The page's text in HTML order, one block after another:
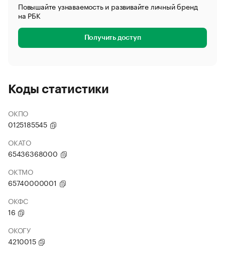
Повышайте узнаваемость и развивайте личный бренд
на РБК
Получить доступ
Коды статистики
ОКПО
0125185545
ОКАТО
65436368000
ОКТМО
65740000001
ОКФС
16
ОКОГУ
4210015